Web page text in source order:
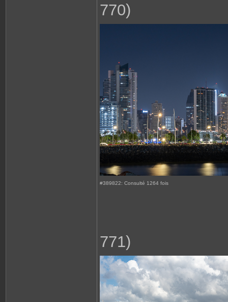
770)
#389822: Consulté 1264 fois
771)